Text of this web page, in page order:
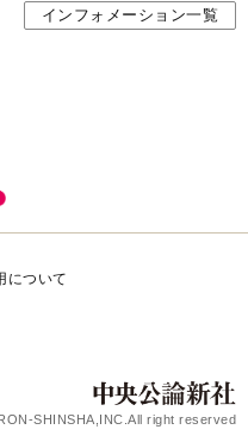
インフォメーション一覧
について
SHINSHA,INC.All right reserved